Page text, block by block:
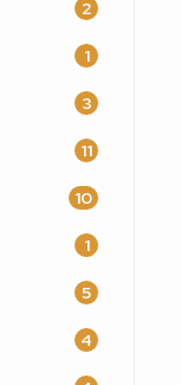
2
1
3
11
10
1
5
4